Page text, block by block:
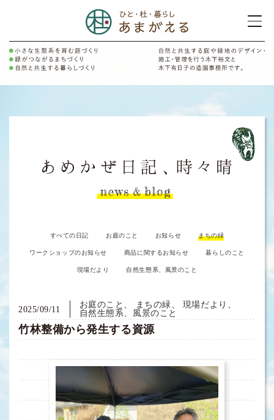
すべての日記 お庭のこと お知らせ まちの緑
ワークショップのお知らせ 商品に関するお知らせ 暮らしのこと
現場だより 自然生態系、風景のこと
2025/09/11 お庭のこと まちの緑
現場だより
自然生態系、風景のこと
竹林整備から発生する資源